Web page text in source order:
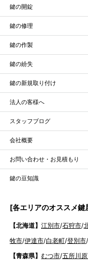
鍵の開錠
鍵の修理
鍵の作製
鍵の紛失
鍵の新規取り付け
法人の客様へ
スタッフブログ
会社概要
お問い合わせ・お見積もり
鍵の豆知識
[各エリアのオススメ鍵
【北海道】 江別市/石狩市/
牧市/伊達市/白老町/登別市/
【青森県】 むつ市/五所川